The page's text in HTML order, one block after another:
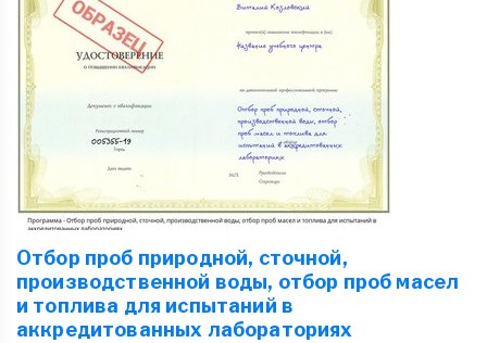
Отбор проб природной, сточной,
производственной воды, отбор проб масел
и топлива для испытаний в
аккредитованных лабораториях